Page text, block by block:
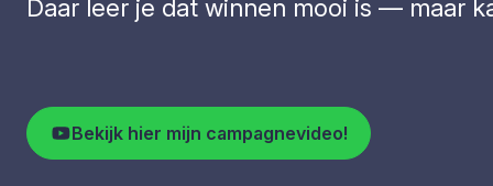
Daar leer je dat winnen mooi is — maar
Bekijk hier mijn campagnevideo!